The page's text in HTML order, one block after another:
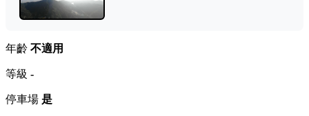
年齡 不適用
等級 -
停車場 是